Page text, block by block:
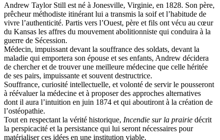
Andrew Taylor Still est né à Jonesville, Virginie, en 1828. Son père,
prêcheur méthodiste itinérant lui a transmis la soif et l’habitude de
vivre l’authenticité. Partis vers l’Ouest, père et fils ont vécu au cœur
du Kansas les affres du mouvement abolitionniste qui conduira à la
guerre de Sécession.
Médecin, impuissant devant la souffrance des soldats, devant la
maladie qui emportera son épouse et ses enfants, Andrew décidera
de chercher et de trouver une meilleure médecine que celle héritée
de ses pairs, impuissante et souvent destructrice.
Souffrance, curiosité intellectuelle, et volonté de servir le pousseront
à réévaluer la médecine et à proposer des approches alternatives
dont il aura l’intuition en juin 1874 et qui aboutiront à la création de
l’ostéopathie.
Tout en respectant la vérité historique, Incendie sur la prairie décrit
la perspicacité et la persistance qui lui seront nécessaires pour
matérialiser ces idées en une institution viable.